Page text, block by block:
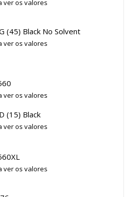
ver os valores
(45) Black No Solvent
ver os valores
ver os valores
(15) Black
ver os valores
ver os valores